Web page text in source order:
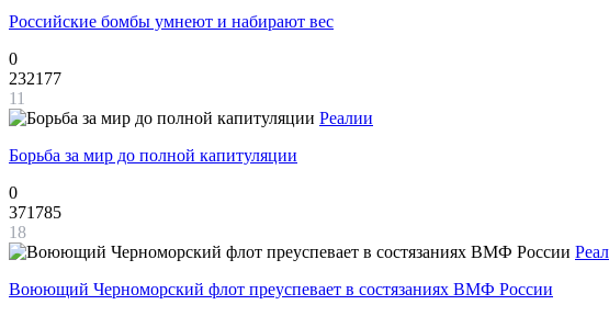
Российские бомбы умнеют и набирают вес
0
232177
11
Реалии
Борьба за мир до полной капитуляции
0
371785
18
Воюющий Черноморский флот преуспевает в состязаниях ВМФ России